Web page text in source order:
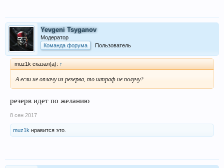
Yevgeni Tsyganov
Модератор
Команда форума
Пользователь
muz1k сказал(а): ↑
А если не оплачу из резерва, то штраф не получу?
резерв идет по желанию
8 сен 2017
muz1k нравится это.